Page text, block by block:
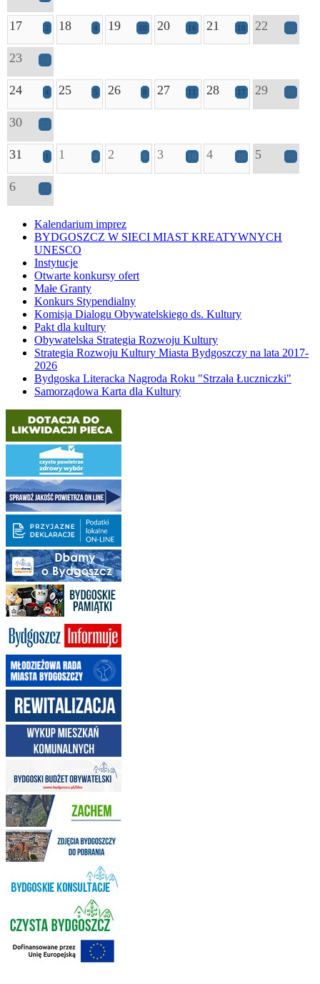
17 2 18 4 19 10 20 16 21 18 22 32
23 19
24 4 25 5 26 8 27 11 28 17 29 28
30 23
31 1 1 4 2 9 3 10 4 25 5 33
6 22
Kalendarium imprez
BYDGOSZCZ W SIECI MIAST KREATYWNYCH
UNESCO
Instytucje
Otwarte konkursy ofert
Małe Granty
Konkurs Stypendialny
Komisja Dialogu Obywatelskiego ds. Kultury
Pakt dla kultury
Obywatelska Strategia Rozwoju Kultury
Strategia Rozwoju Kultury Miasta Bydgoszczy na lata 2017-
2026
Bydgoska Literacka Nagroda Roku "Strzała Łuczniczki"
Samorządowa Karta dla Kultury